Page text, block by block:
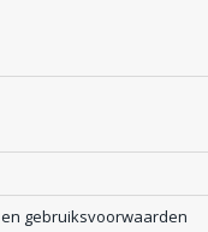
gebruiksvoorwaarden